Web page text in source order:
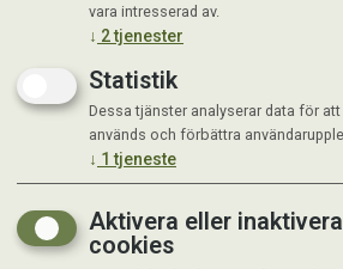
vara intresserad av.
↓ 2tjenester
Statistik
Dessa tjänster analyserar data för
används och förbättra
↓ 1 tjeneste
Aktivera eller
cookies